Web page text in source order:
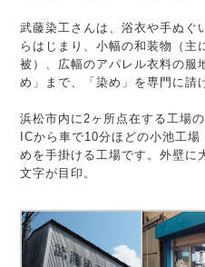
武藤染工さんは、浴衣や手ぬぐ
らはじまり、小幅の和装物（主
被）、広幅のアパレル衣料の服
め」まで、「染め」を専門に請
浜松市内に2ヶ所点在する工場
ICから車で10分ほどの小池工
めを手掛ける工場です。外壁に
文字が目印。